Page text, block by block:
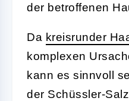
der betroffenen
Da kreisrunder
komplexen
kann es sinnvoll
der Schüssler-